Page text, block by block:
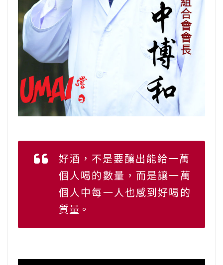
好酒，不是要釀出能給一萬
個人喝的數量，而是讓一萬
個人中每一人也感到好喝的
質量。